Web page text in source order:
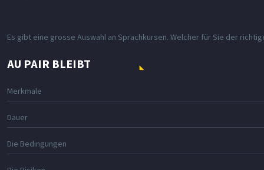
Es gibt eine grosse Auswahl an Sprachkursen. Welcher für Sie der
AU PAIR BLEIBT
Merkmale
Dauer
Die Bedingungen